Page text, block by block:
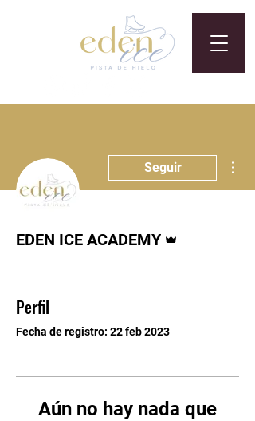
Seguir
EDEN ICE ACADEMY
Perfil
Fecha de registro: 22 feb 2023
Aún no hay nada que